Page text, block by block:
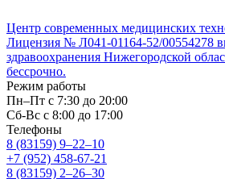
Центр современных медицинских
Лицензия № Л041-01164-52/00554278
здравоохранения Нижегородской
бессрочно.
Режим работы
Пн–Пт с 7:30 до 20:00
Cб-Вс с 8:00 до 17:00
Телефоны
8 (83159) 9–22–10
+7 (952) 458-67-21
8 (83159) 2–26–30